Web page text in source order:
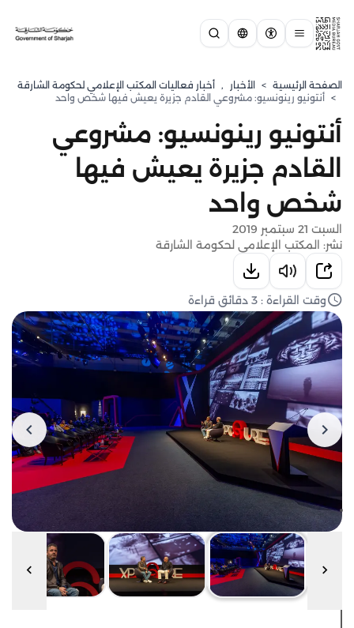
الصفحة الرئيسية > الأخبار , أخبار فعاليات المكتب الإعلامي لحكومة الشارقة
> أنتونيو رينونسيو: مشروعي القادم جزيرة يعيش فيها شخص واحد
أنتونيو رينونسيو: مشروعي
القادم جزيرة يعيش فيها
شخص واحد
السبت 21 سبتمبر 2019
نشر: المكتب الإعلامي لحكومة الشارقة
وقت القراءة : 3 دقائق قراءة